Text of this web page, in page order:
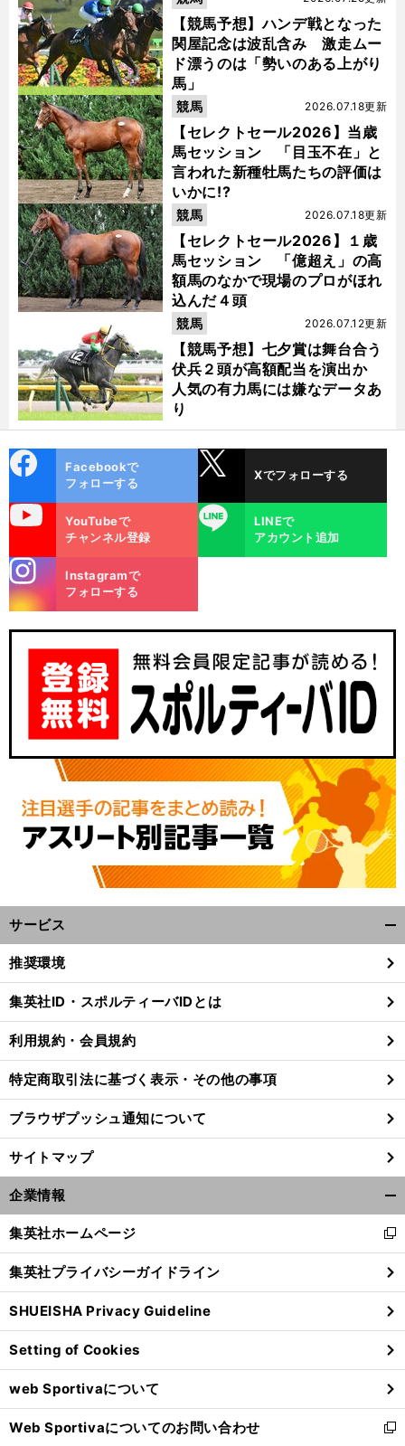
【競馬予想】ハンデ戦となった
関屋記念は波乱含み 激走ムー
ド漂うのは「勢いのある上がり
馬」
【セレクトセール2026】当歳
馬セッション 「目玉不在」と
言われた新種牡馬たちの評価は
いかに!?
2026.07.18更新
競馬
【セレクトセール2026】１歳
馬セッション 「億超え」の高
額馬のなかで現場のプロがほれ
込んだ４頭
2026.07.18更新
競馬
【競馬予想】七夕賞は舞台合う
伏兵２頭が高額配当を演出か
人気の有力馬には嫌なデータあ
り
2026.07.12更新
競馬
ok
Facebookで
フォローする
Xでフォローする
YouTubeで
チャンネル登録
LINE
LINEで
アカウント追加
m
Instagramで
フォローする
サービス
閉
る
推奨環境
集英社ID・スポルティーバIDとは
利用規約・会員規約
特定商取引法に基づく表示・その他の事項
ブラウザプッシュ通知について
サイトマップ
企業情報
閉
る
集英社ホームページ
新
し
い
ウ
ィ
ン
ド
ウ
で
開
く
集英社プライバシーガイドライン
SHUEISHA Privacy Guideline
Setting of Cookies
web Sportivaについて
Web Sportivaについてのお問い合わせ
新